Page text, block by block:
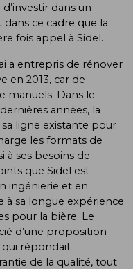
dans un
ce cadre que la
fois appel à Sidel.
a entrepris de rénover
en 2013, car de
manuels. Dans le
années, la
sa ligne existante pour
les formats de
ses besoins de
que Sidel est
ingénierie et en
à sa longue expérience
pour la bière. Le
d’une proposition
qui répondait
de la qualité, tout